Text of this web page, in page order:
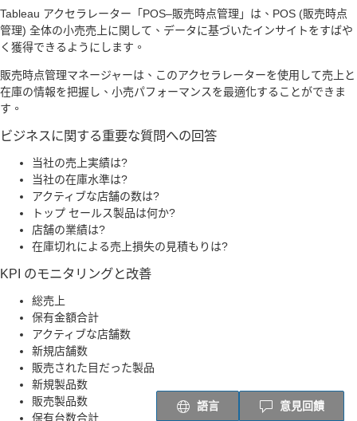
Tableau アクセラレーター「POS–販売時点管理」は、POS (販売時点
管理) 全体の小売売上に関して、データに基づいたインサイトをすばや
く獲得できるようにします。
販売時点管理マネージャーは、このアクセラレーターを使用して売上と
在庫の情報を把握し、小売パフォーマンスを最適化することができま
す。
ビジネスに関する重要な質問への回答
当社の売上実績は?
当社の在庫水準は?
アクティブな店舗の数は?
トップ セールス製品は何か?
店舗の業績は?
在庫切れによる売上損失の見積もりは?
KPI のモニタリングと改善
総売上
保有金額合計
アクティブな店舗数
新規店舗数
販売された目だった製品
新規製品数
販売製品数
保有台数合計
語言 意見回饋